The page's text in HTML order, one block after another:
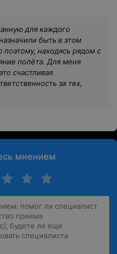
для каждого
быть в этом
находясь рядом с
полёта. Для меня
счастливая
за тех,
мнением